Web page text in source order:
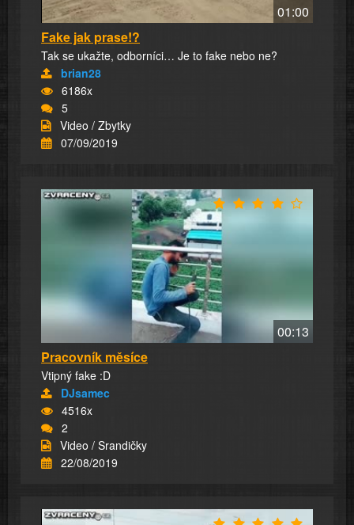
01:00
Fake jak prase!?
Tak se ukažte, odborníci… Je to fake nebo ne?
brian28
6186x
5
Video / Zbytky
07/09/2019
00:13
Pracovník měsíce
Vtipný fake :D
DJsamec
4516x
2
Video / Srandičky
22/08/2019